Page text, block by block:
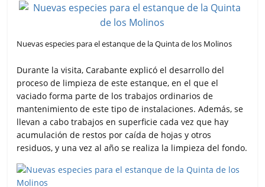
Nuevas especies para el estanque de la Quinta de los Molinos
Durante la visita, Carabante explicó el desarrollo del
proceso de limpieza de este estanque, en el que el
vaciado forma parte de los trabajos ordinarios de
mantenimiento de este tipo de instalaciones. Además, se
llevan a cabo trabajos en superficie cada vez que hay
acumulación de restos por caída de hojas y otros
residuos, y una vez al año se realiza la limpieza del fondo.